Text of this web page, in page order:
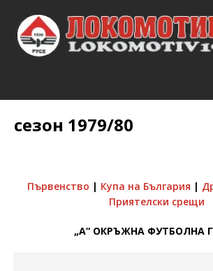
сезон 1979/80
Първенство | Купа на България |
Приятелски срещи
„A“ ОКРЪЖНА ФУТБОЛНА